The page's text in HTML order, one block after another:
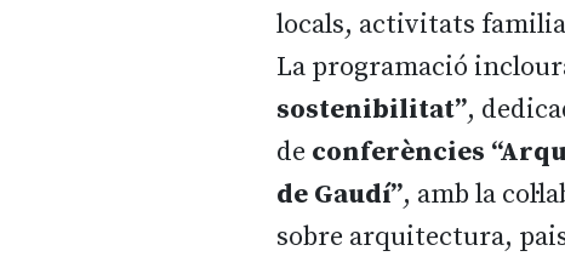
locals, activitats
La programació
sostenibilitat”,
de conferències
de Gaudí”, amb la
sobre arquitectura,